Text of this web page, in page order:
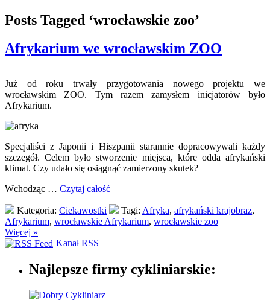
Posts Tagged ‘wrocławskie zoo’
Afrykarium we wrocławskim ZOO
Już od roku trwały przygotowania nowego projektu we
wrocławskim ZOO. Tym razem zamysłem inicjatorów było
Afrykarium.
Specjaliści z Japonii i Hiszpanii starannie dopracowywali każdy
szczegół. Celem było stworzenie miejsca, które odda afrykański
klimat. Czy udało się osiągnąć zamierzony skutek?
Wchodząc … Czytaj całość
Kategoria: Ciekawostki Tagi: Afryka, afrykański krajobraz,
Afrykarium, wrocławskie Afrykarium, wrocławskie zoo
Więcej »
Kanał RSS
Najlepsze firmy cykliniarskie: